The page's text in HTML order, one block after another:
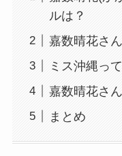
ルは？
嘉数晴花さ
ミス沖縄っ
嘉数晴花さ
まとめ